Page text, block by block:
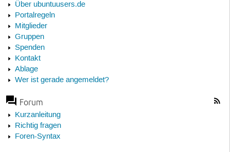
Über ubuntuusers.de
Portalregeln
Mitglieder
Gruppen
Spenden
Kontakt
Ablage
Wer ist gerade angemeldet?
Forum
Kurzanleitung
Richtig fragen
Foren-Syntax